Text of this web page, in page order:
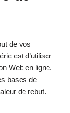
de vos
est d’utiliser
Web en ligne.
bases de
de rebut.